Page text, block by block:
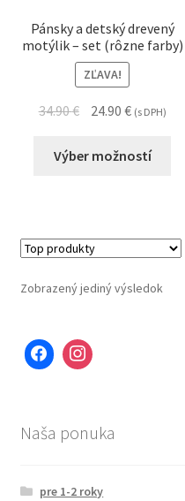
Pánsky a detský drevený
motýlik – set (rôzne farby)
ZĽAVA!
34.90€ 24.90 € (s DPH)
Výber možností
Zobrazený jediný výsledok
Naša ponuka
pre 1-2 roky